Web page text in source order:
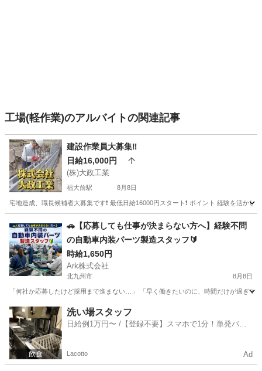
工場(軽作業)のアルバイトの関連記事
建設作業員大募集‼️
日給16,000円
(株)大政工業
福大前駅 8月8日
宅地造成、職長候補者大募集です❗ 最低日給16000円スタート❗ ポイント 経験を活か
福大前駅 軽作業 職長
🚗【応募しても仕事が決まらない方へ】経験不問
の自動車内装パーツ製造スタッフ🔰
時給1,650円
Ark株式会社
北九州市 8月8日
「何社か応募したけど採用まで進まない…」 「早く働きたいのに、時間だけが過ぎ
福岡 北九州市 工場 自動車
洗い場スタッフ
日給例1万円〜 /【登録不要】スマホで1分！単発バイ
Lacotto Ad